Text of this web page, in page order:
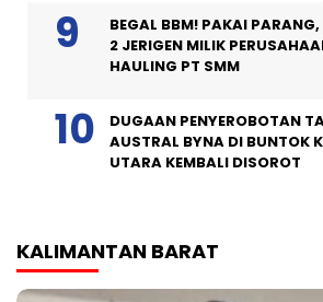
BEGAL BBM! PAKAI
2 JERIGEN MILIK
HAULING PT SMM
DUGAAN PENYEROBOTAN
AUSTRAL BYNA DI BUNTOK
UTARA KEMBALI DISOROT
KALIMANTAN BARAT